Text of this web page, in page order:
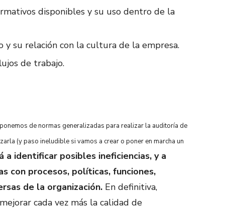
disponibles y su uso dentro de la
y su relación con la cultura de la empresa.
de trabajo.
de normas generalizadas para realizar la auditoría de
(y paso ineludible si vamos a crear o poner en marcha un
a identificar posibles ineficiencias, y a
con procesos, políticas, funciones,
de la organización. En definitiva,
cada vez más la calidad de